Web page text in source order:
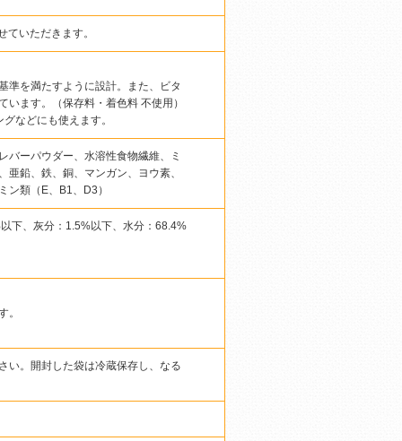
いただきます。
準を満たすように設計。また、ビタ
ます。（保存料・着色料 不使用）
などにも使えます。
バーパウダー、水溶性食物繊維、ミ
鉛、鉄、銅、マンガン、ヨウ素、
ン類（E、B1、D3）
下、灰分：1.5%以下、水分：68.4%
。
い。開封した袋は冷蔵保存し、なる